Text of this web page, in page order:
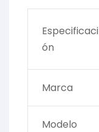
Especificaci
ón
Marca
Modelo